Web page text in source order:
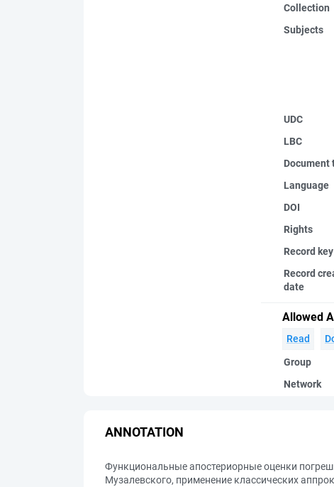
Collection
Subjects
UDC
LBC
Document
Language
DOI
Rights
Record key
Record
date
Allowed
Read
Group
Network
ANNOTATION
Функциональные апостериорные оценки
Музалевского, применение классических